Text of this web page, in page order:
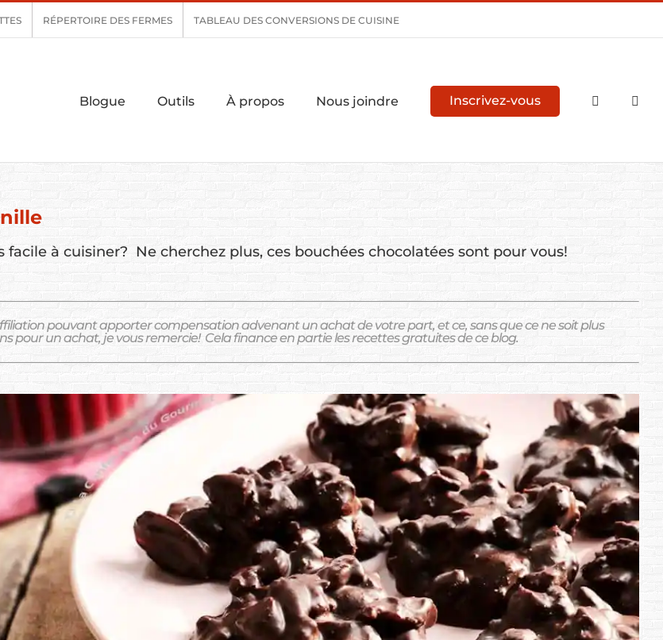
RÉPERTOIRE DES FERMES TABLEAU DES CONVERSIONS DE CUISINE
Blogue Outils À propos Nous joindre Inscrivez-vous
à cuisiner? Ne cherchez plus, ces bouchées chocolatées sont pour vous!
pouvant apportercompensation advenant un achat de votre part, et ce, sans que ce ne soit plus
pour un achat, je vous remercie! Cela finance en partie les recettes gratuites de ce blog.